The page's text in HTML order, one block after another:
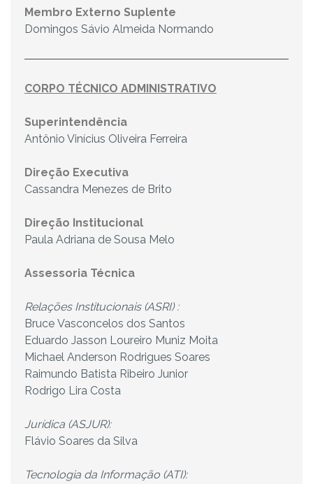
Membro Externo Suplente
Domingos Sávio Almeida Normando
CORPO TÉCNICO ADMINISTRATIVO
Superintendência
Antônio Vinícius Oliveira Ferreira
Direção Executiva
Cassandra Menezes de Brito
Direção Institucional
Paula Adriana de Sousa Melo
Assessoria Técnica
Relações Institucionais (ASRI) :
Bruce Vasconcelos dos Santos
Eduardo Jasson Loureiro Muniz Moita
Michael Anderson Rodrigues Soares
Raimundo Batista Ribeiro Junior
Rodrigo Lira Costa
Jurídica (ASJUR):
Flávio Soares da Silva
Tecnologia da Informação (ATI):